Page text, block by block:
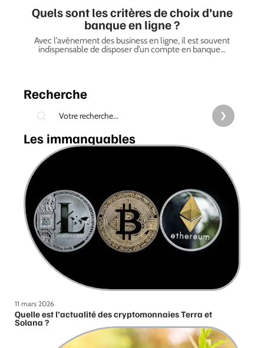
Quels sont les critères de choix d’une
banque en ligne ?
Avec l’avènement des business en ligne, il est souvent
indispensable de disposer d’un compte en banque…
Recherche
Les immanquables
11 mars 2026
Quelle est l’actualité des cryptomonnaies Terra et
Solana ?